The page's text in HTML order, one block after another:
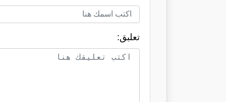
تعلبق: